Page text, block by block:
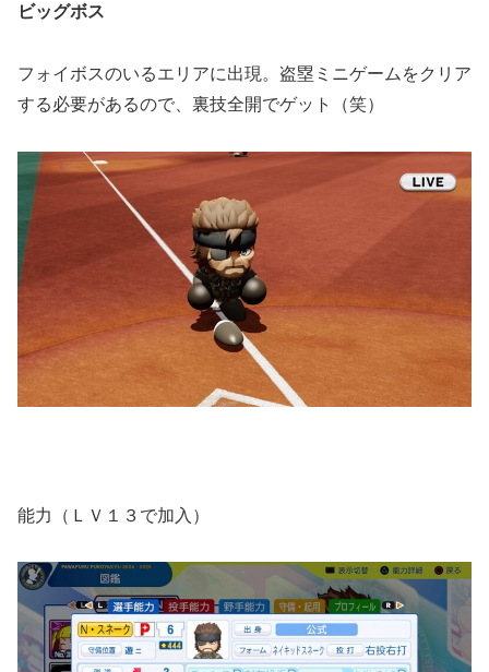
ビッグボス
フォイボスのいるエリアに出現。盗塁ミニゲームをクリア
する必要があるので、裏技全開でゲット（笑）
能力（ＬＶ１３で加入）